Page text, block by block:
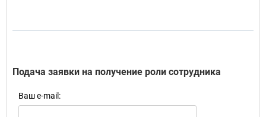
Подача заявки на получение роли сотрудника
Ваш e-mail: